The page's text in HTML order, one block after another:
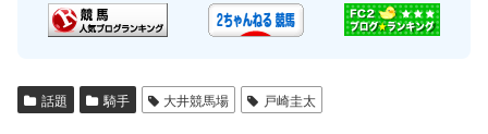
話題 騎手 大井競馬場 戸崎圭太